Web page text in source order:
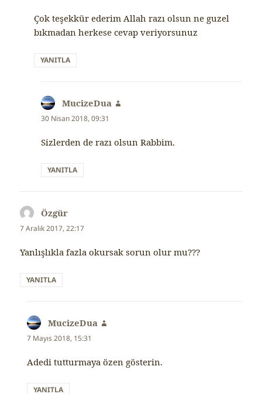
Çok teşekkür ederim Allah razı olsun ne guzel
bıkmadan herkese cevap veriyorsunuz
YANITLA
MucizeDua
30 Nisan 2018, 09:31
Sizlerden de razı olsun Rabbim.
YANITLA
Özgür
ki:
7 Aralık 2017, 22:17
Yanlışlıkla fazla okursak sorun olur mu???
YANITLA
MucizeDua
7 Mayıs 2018, 15:31
Adedi tutturmaya özen gösterin.
YANITLA